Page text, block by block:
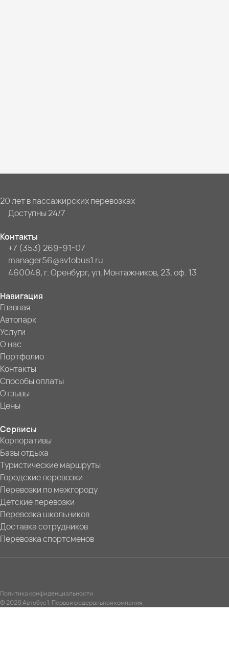
20 лет в пассажирских перевозках
Доступны 24/7
Контакты
+7 (353) 269-91-07
manager56@avtobus1.ru
460048, г. Оренбург, ул. Монтажников, 23, оф. 13
Навигация
Главная
Автопарк
Услуги
О нас
Портфолио
Контакты
Способы оплаты
Отзывы
Цены
Сервисы
Корпоративы
Базы отдыха
Туристические маршруты
Городские перевозки
Перевозки по межгороду
Детские перевозки
Перевозка школьников
Доставка сотрудников
Перевозка спортсменов
Политика конфиденциальности
© 2026 Автобус1. Первая федеральная компания.